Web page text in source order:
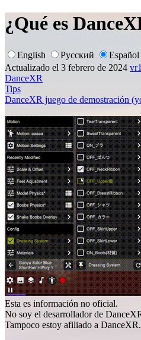
¿Qué es
English Русский Español
Actualizado el 3 febrero de 2024
DanceXR
Tips
DanceXR juego de demostración
Esta es información no oficial.
No soy el desarrollador de
Tampoco estoy afiliado a DanceXR.